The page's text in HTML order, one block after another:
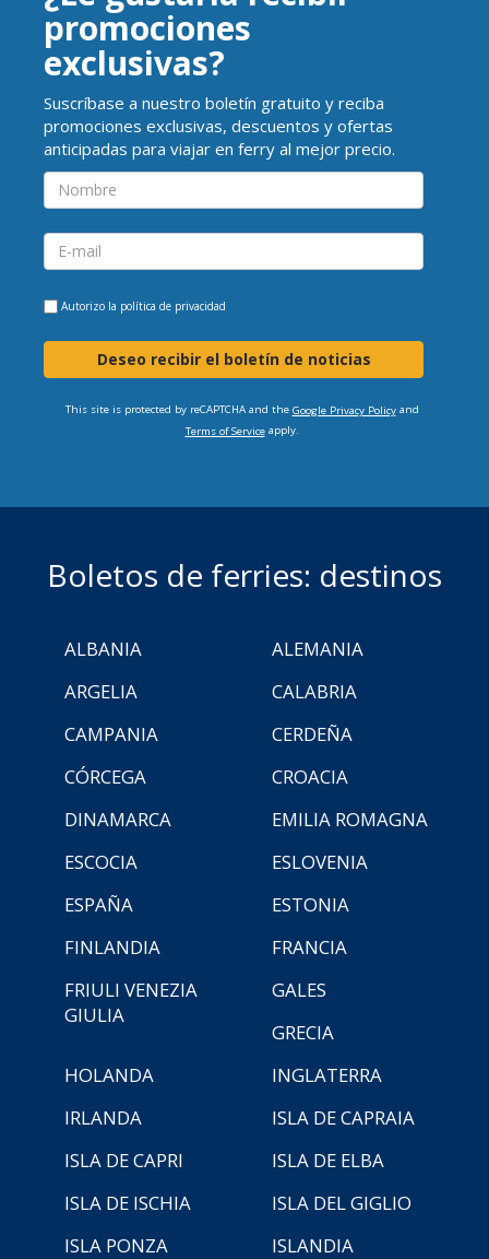
promociones
exclusivas?
Suscríbase a nuestro boletín gratuito y reciba
promociones exclusivas, descuentos y ofertas
anticipadas para viajar en ferry al mejor precio.
Autorizo la política de privacidad
Deseo recibir el boletín de noticias
This site is protected by reCAPTCHA and the Google Privacy Policyand
Terms of Serviceapply.
Boletos de ferries: destinos
ALBANIA
ALEMANIA
ARGELIA
CALABRIA
CAMPANIA
CERDEÑA
CÓRCEGA
CROACIA
DINAMARCA
EMILIA ROMAGNA
ESCOCIA
ESLOVENIA
ESPAÑA
ESTONIA
FINLANDIA
FRANCIA
FRIULI VENEZIA
GIULIA
GALES
GRECIA
HOLANDA
INGLATERRA
IRLANDA
ISLA DE CAPRAIA
ISLA DE CAPRI
ISLA DE ELBA
ISLA DE ISCHIA
ISLA DEL GIGLIO
ISLA PONZA
ISLANDIA